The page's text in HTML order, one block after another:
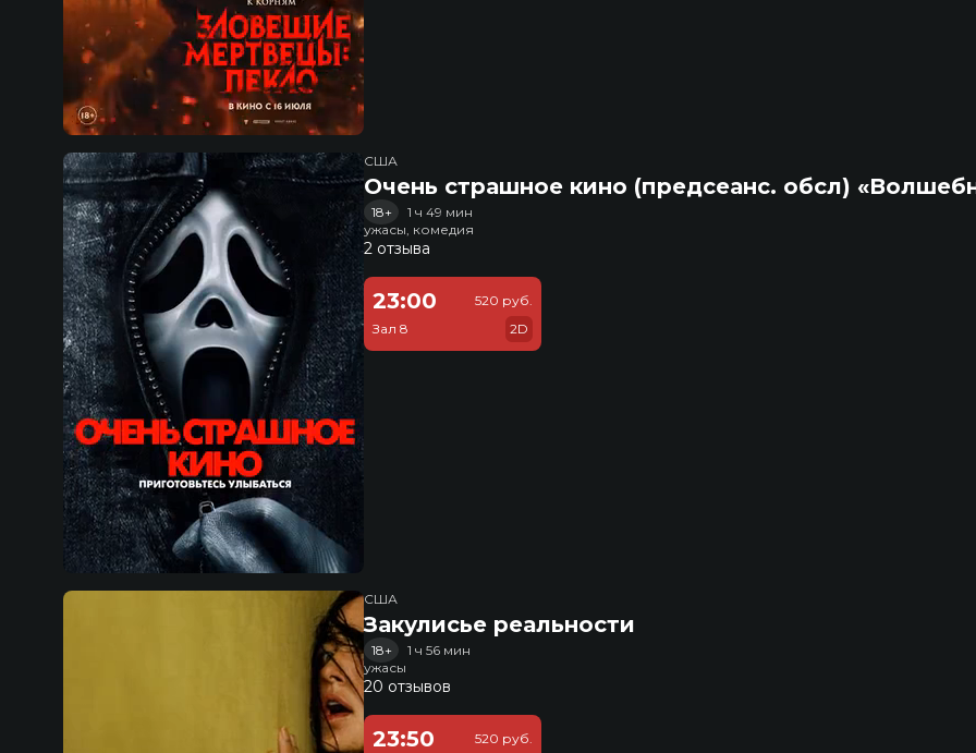
США
Очень страшное кино (предсеанс. обсл)
18+
1 ч 49 мин
ужасы, комедия
2 отзыва
23:00
Зал 8
520 руб.
2D
США
Закулисье реальности
18+
1 ч 56 мин
ужасы
20 отзывов
23:50
520 руб.